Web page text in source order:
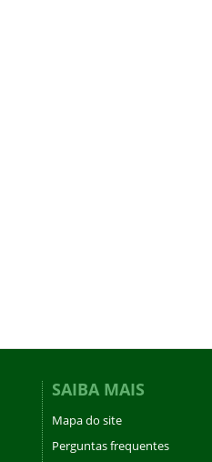
SAIBA MAIS
Mapa do site
Perguntas frequentes